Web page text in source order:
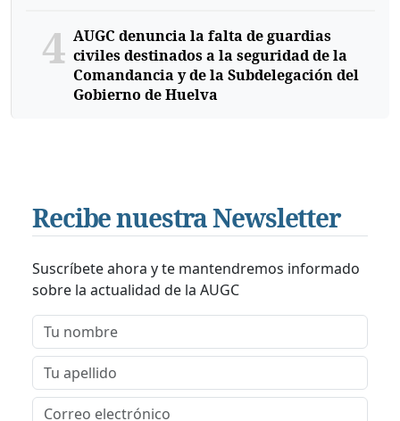
4 AUGC denuncia la falta de guardias
civiles destinados a la seguridad de la
Comandancia y de la Subdelegación del
Gobierno de Huelva
Recibe nuestra Newsletter
Suscríbete ahora y te mantendremos informado
sobre la actualidad de la AUGC